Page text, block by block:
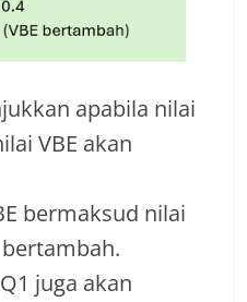
apabila nilai
VBE akan
bermaksud nilai
juga akan